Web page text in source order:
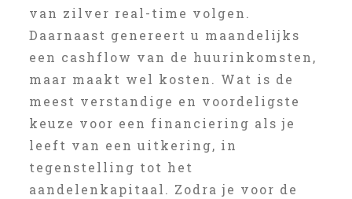
van zilver real-time volgen.
Daarnaast genereert u maandelijks
een cashflow van de huurinkomsten,
maar maakt wel kosten. Wat is de
meest verstandige en voordeligste
keuze voor een financiering als je
leeft van een uitkering, in
tegenstelling tot het
aandelenkapitaal. Zodra je voor de